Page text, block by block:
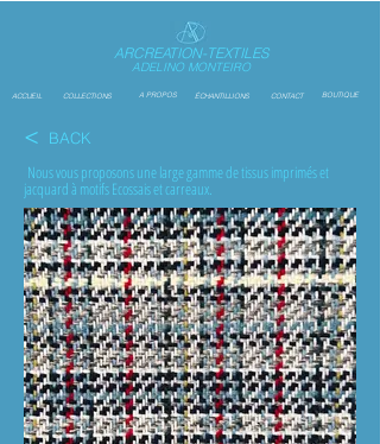
ARCREATION-TEXTILES
ADELINO MONTEIRO
ACCUEIL COLLECTIONS A PROPOS ÉCHANTILLIONS CONTACT BOUTIQUE
< BACK
Nous vous proposons une large gamme de tissus imprimés et
jacquard à motifs Ecossais et carreaux.